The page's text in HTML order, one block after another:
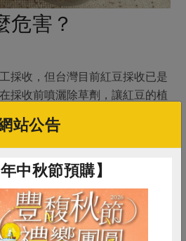
危害？
採收，但台灣目前紅豆採收已是
採收前噴灑除草劑，讓紅豆的植
農友採收較便利，但相對的也造
殘留於植株本體，這不僅影響到
消費者吃進肚子裡。 二、水土
站公告
中秋節預購】